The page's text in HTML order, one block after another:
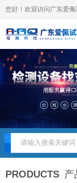
您好！欢迎访问广东爱佩
PRODUCTS 产